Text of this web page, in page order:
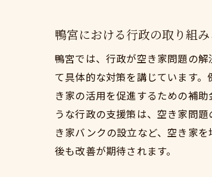
鴨宮における行政の取り組
鴨宮では、行政が空き家問題の
て具体的な対策を講じています
き家の活用を促進するための補
うな行政の支援策は、空き家問
き家バンクの設立など、空き家
後も改善が期待されます。